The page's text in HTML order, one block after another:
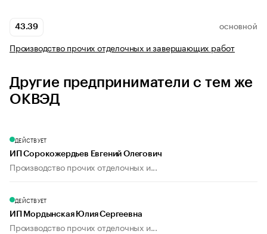
43.39 ОСНОВНОЙ
Производство прочих отделочных и завершающих работ
Другие предприниматели с тем же
ОКВЭД
ДЕЙСТВУЕТ
ИП Сорокожердьев Евгений Олегович
Производство прочих отделочных и...
ДЕЙСТВУЕТ
ИП Мордынская Юлия Сергеевна
Производство прочих отделочных и...